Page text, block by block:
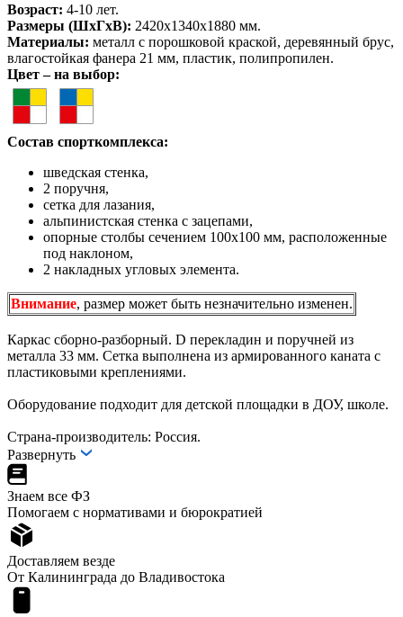
Возраст: 4-10 лет.
Размеры (ШхГхВ): 2420х1340х1880 мм.
Материалы: металл с порошковой краской, деревянный брус,
влагостойкая фанера 21 мм, пластик, полипропилен.
Цвет – на выбор:
Состав спорткомплекса:
шведская стенка,
2 поручня,
сетка для лазания,
альпинистская стенка с зацепами,
опорные столбы сечением 100х100 мм, расположенные
под наклоном,
2 накладных угловых элемента.
Внимание, размер может быть незначительно изменен.
Каркас сборно-разборный. D перекладин и поручней из
металла 33 мм. Сетка выполнена из армированного каната с
пластиковыми креплениями.
Оборудование подходит для детской площадки в ДОУ, школе.
Страна-производитель: Россия.
Развернуть
Знаем все ФЗ
Помогаем с нормативами и бюрократией
Доставляем везде
От Калининграда до Владивостока